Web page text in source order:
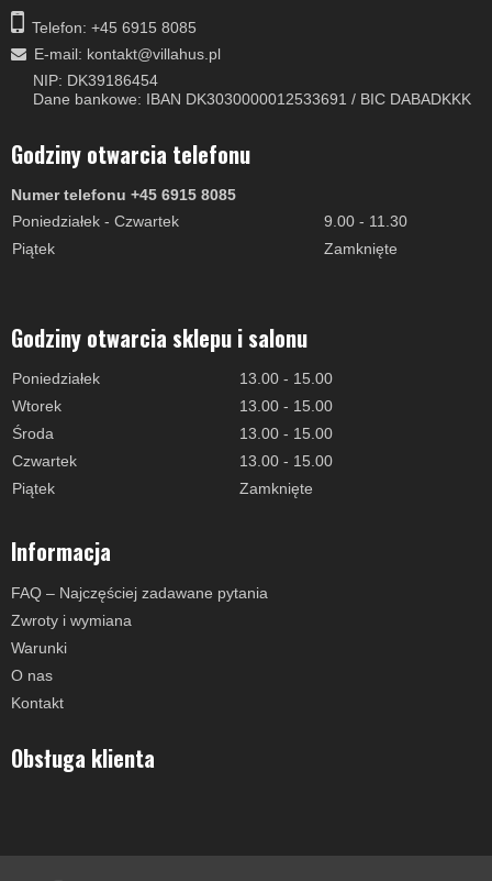
Telefon: +45 6915 8085
E-mail: kontakt@villahus.pl
NIP: DK39186454
Dane bankowe: IBAN DK3030000012533691 / BIC DABADKKK
Godziny otwarcia telefonu
Numer telefonu +45 6915 8085
Poniedziałek - Czwartek
9.00 - 11.30
Piątek
Zamknięte
Godziny otwarcia sklepu i salonu
Poniedziałek
13.00 - 15.00
Wtorek
13.00 - 15.00
Środa
13.00 - 15.00
Czwartek
13.00 - 15.00
Piątek
Zamknięte
Informacja
FAQ – Najczęściej zadawane pytania
Zwroty i wymiana
Warunki
O nas
Kontakt
Obsługa klienta